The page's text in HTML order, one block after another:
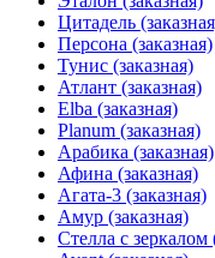
Цитадель
Персона (заказная)
Тунис (заказная)
Атлант (заказная)
Elba (заказная)
Planum (заказная)
Арабика (заказная)
Афина (заказная)
Агата-3 (заказная)
Амур (заказная)
Стелла с зеркалом